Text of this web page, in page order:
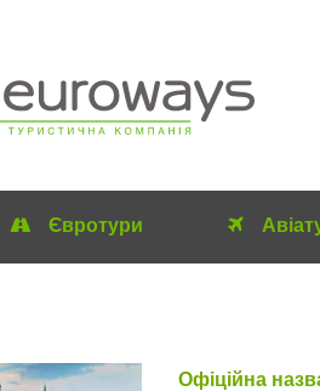
Євротури
Офіційна